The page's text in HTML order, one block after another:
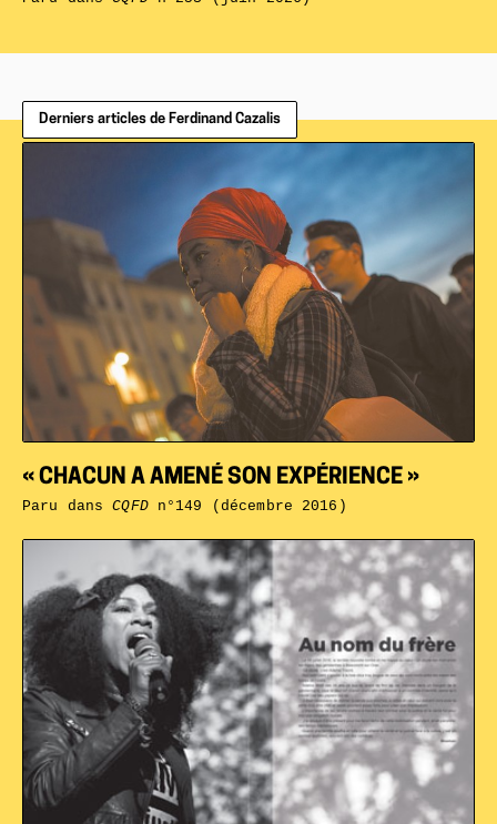
Derniers articles de Ferdinand Cazalis
« CHACUN A AMENÉ SON EXPÉRIENCE »
Paru dansCQFDn°149 (décembre 2016)